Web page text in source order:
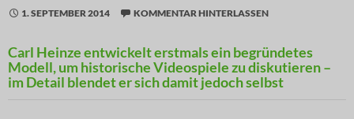
1. SEPTEMBER 2014 KOMMENTAR HINTERLASSEN
Carl Heinze entwickelt erstmals ein begründetes
Modell, um historische Videospiele zu diskutieren –
im Detail blendet er sich damit jedoch selbst